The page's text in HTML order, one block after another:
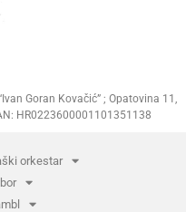
Goran Kovačić” ; Opatovina 11,
HR0223600001101351138
orkestar